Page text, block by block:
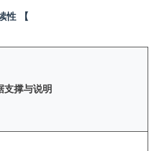
性 【
支撑与说明